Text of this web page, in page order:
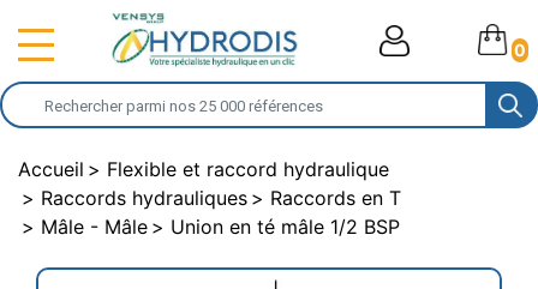
0
Accueil
Flexible et raccord hydraulique
Raccords hydrauliques
Raccords en T
Mâle - Mâle
Union en té mâle 1/2 BSP